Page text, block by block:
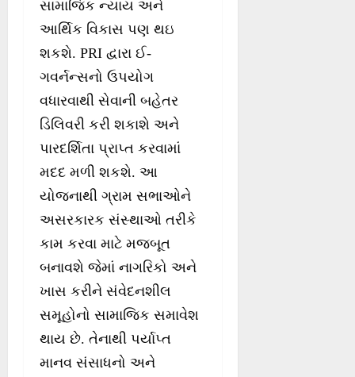
સામાજિક ન્યાય અને
આર્થિક વિકાસ પણ થઇ
શકશે. PRI દ્વારા ઈ-
ગવર્નન્સનો ઉપયોગ
વધારવાથી સેવાની બહેતર
ડિલિવરી કરી શકાશે અને
પારદર્શિતા પ્રાપ્ત કરવામાં
મદદ મળી શકશે. આ
યોજનાથી ગ્રામ સભાઓને
અસરકારક સંસ્થાઓ તરીકે
કામ કરવા માટે મજબૂત
બનાવશે જેમાં નાગરિકો અને
ખાસ કરીને સંવેદનશીલ
સમૂહોનો સામાજિક સમાવેશ
થાય છે. તેનાથી પર્યાપ્ત
માનવ સંસાધનો અને